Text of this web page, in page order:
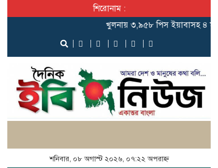
শিরোনাম :
খুলনায় ৩,৯৫৮ পিস ইয়াবাসহ ৪
শনিবার, ০৮ অগাস্ট ২০২৬, ০৭:২২ অপরাহ্ন